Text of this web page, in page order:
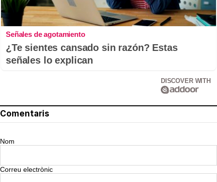
Señales de agotamiento
¿Te sientes cansado sin razón? Estas
señales lo explican
DISCOVER WITH
Comentaris
Nom
Correu electrònic